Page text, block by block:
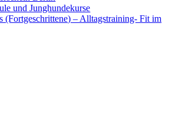
und Junghundekurse
(Fortgeschrittene) – Alltagstraining- Fit im